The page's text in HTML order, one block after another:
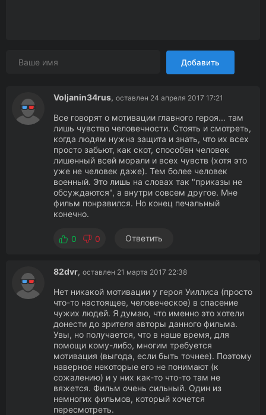
Добавить
Voljanin34rus, оставлен 24 апреля 2017 17:21
Все говорят о мотивации главного героя... там
лишь чувство человечности. Стоять и смотреть,
когда людям нужна защита и знать, что их всех
просто забьют, как скот, способен человек
лишенный всей морали и всех чувств (хотя это
уже не человек даже). Тем более человек
военный. Это лишь на словах так "приказы не
обсуждаются", а внутри совсем другое. Мне
фильм понравился. Но конец печальный
конечно.
0 0 Ответить
82dvr, оставлен 21 марта 2017 22:38
Нет никакой мотивации у героя Уиллиса (просто
что-то настоящее, человеческое) в спасение
чужих людей. Я думаю, что именно это хотели
донести до зрителя авторы данного фильма.
Увы, но получается, что в наше время, для
помощи кому-либо, многим требуется
мотивация (выгода, если быть точнее). Поэтому
наверное некоторые его не понимают (к
сожалению) и у них как-то что-то там не
вяжется. Фильм очень сильный. Один из
немногих фильмов, который хочется
пересмотреть.